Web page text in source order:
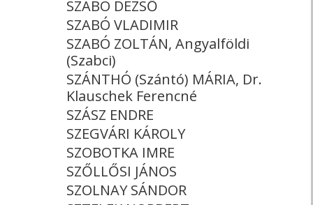
SZABÓ DEZSŐ
SZABÓ VLADIMIR
SZABÓ ZOLTÁN, Angyalföldi
(Szabci)
SZÁNTHÓ (Szántó) MÁRIA, Dr.
Klauschek Ferencné
SZÁSZ ENDRE
SZEGVÁRI KÁROLY
SZOBOTKA IMRE
SZŐLLŐSI JÁNOS
SZOLNAY SÁNDOR